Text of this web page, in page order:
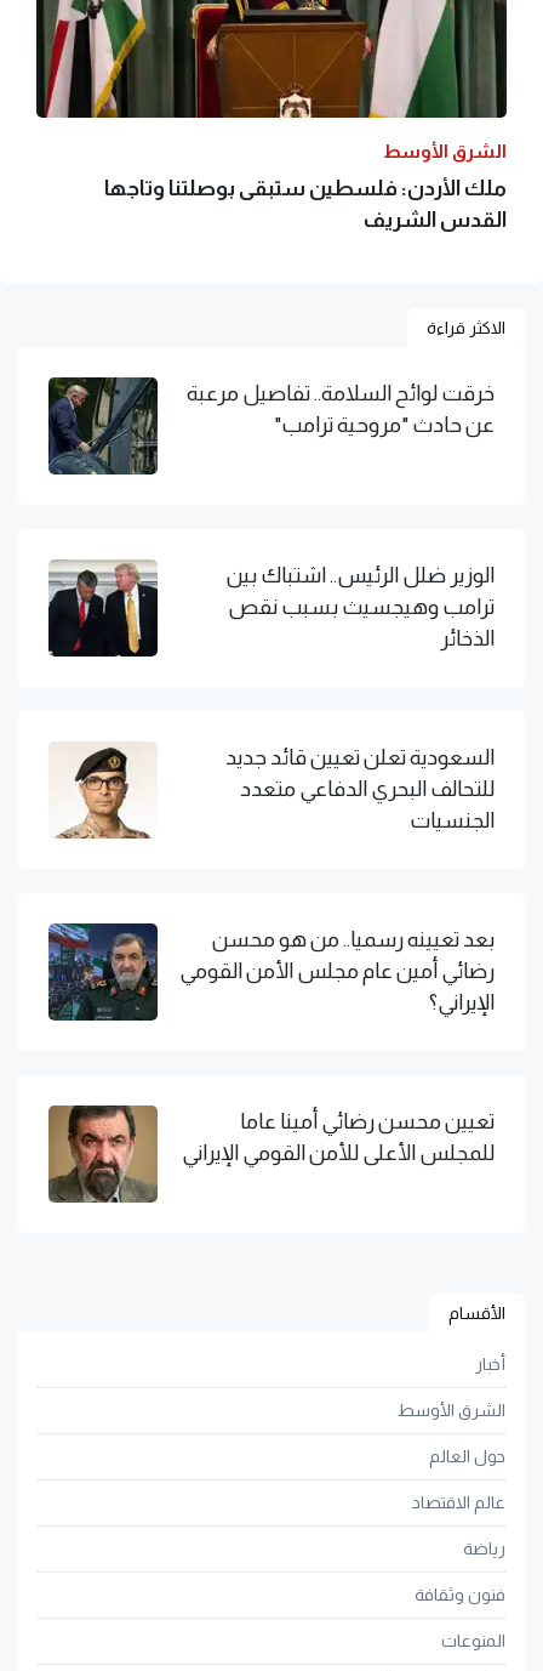
الشرق الأوسط
ملك الأردن: فلسطين ستبقى بوصلتنا وتاجها
القدس الشريف
الاكثر قراءة
خرقت لوائح السلامة.. تفاصيل مرعبة
عن حادث "مروحية ترامب"
الوزير ضلل الرئيس.. اشتباك بين
ترامب وهيجسيث بسبب نقص
الذخائر
السعودية تعلن تعيين قائد جديد
للتحالف البحري الدفاعي متعدد
الجنسيات
بعد تعيينه رسميا.. من هو محسن
رضائي أمين عام مجلس الأمن القومي
الإيراني؟
تعيين محسن رضائي أمينا عاما
للمجلس الأعلى للأمن القومي الإيراني
الأقسام
أخبار
الشرق الأوسط
حول العالم
عالم الاقتصاد
رياضة
فنون وثقافة
المنوعات